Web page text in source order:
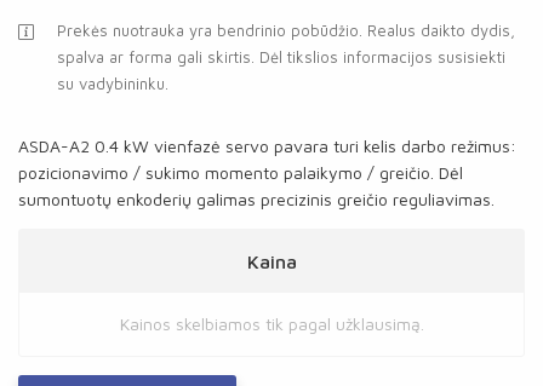
Prekės nuotrauka yra bendrinio pobūdžio. Realus daikto dydis,
spalva ar forma gali skirtis. Dėl tikslios informacijos susisiekti
su vadybininku.
ASDA-A2 0.4 kW vienfazė servo pavara turi kelis darbo režimus:
pozicionavimo / sukimo momento palaikymo / greičio. Dėl
sumontuotų enkoderių galimas precizinis greičio reguliavimas.
Kaina
Kainos skelbiamos tik pagal užklausimą.